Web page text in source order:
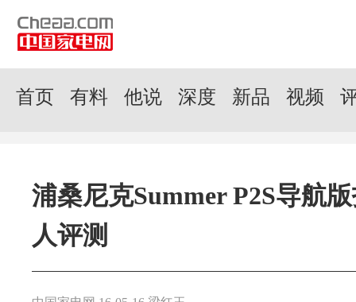
首页 有料 他说 深度 新品 视频
浦桑尼克Summer P2S导航
人评测